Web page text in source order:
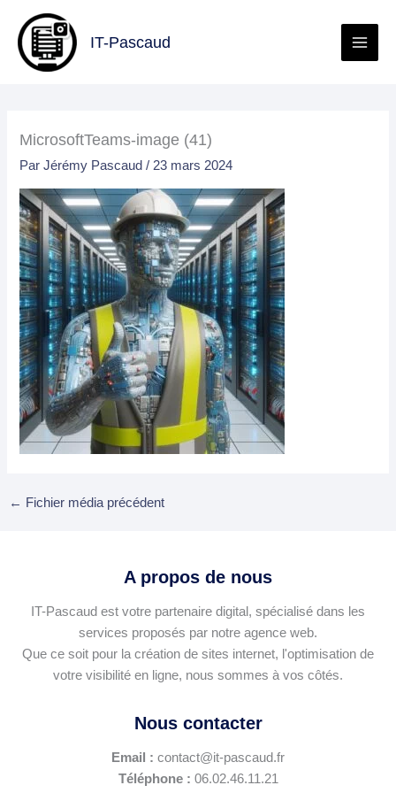
contenu
IT-Pascaud
MicrosoftTeams-image (41)
ParJérémy Pascaud/ 23 mars 2024
← Fichier média précédent
A propos de nous
IT-Pascaud est votre partenaire digital, spécialisé dans les
services proposés par notre agence web.
Que ce soit pour la création de sites internet, l'optimisation de
votre visibilité en ligne, nous sommes à vos côtés.
Nous contacter
Email : contact@it-pascaud.fr
Téléphone : 06.02.46.11.21